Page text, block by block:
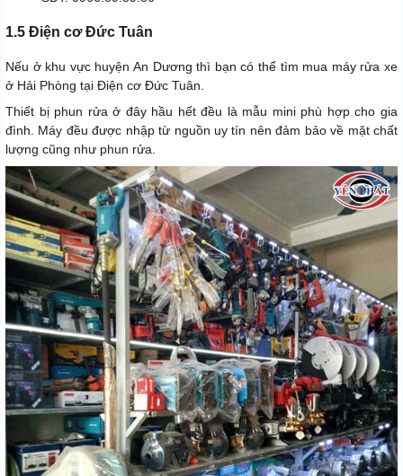
1.5 Điện cơ Đức Tuân
Nếu ở khu vực huyện An Dương thì bạn có thể tìm mua máy rửa xe
ở Hải Phòng tại Điện cơ Đức Tuân.
Thiết bị phun rửa ở đây hầu hết đều là mẫu mini phù hợp cho gia
đình. Máy đều được nhập từ nguồn uy tín nên đảm bảo về mặt chất
lượng cũng như phun rửa.